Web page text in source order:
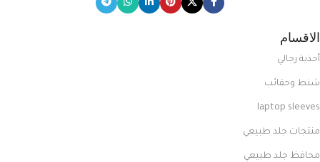
الاقسام
أحذية رجالي
شنط وحقائب
laptop sleeves
منتجات جلد طبيعي
محافظ جلد طبيعي